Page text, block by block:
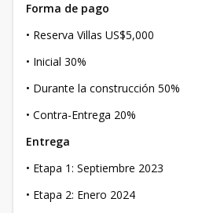
Forma de pago
• Reserva Villas US$5,000
• Inicial 30%
• Durante la construcción 50%
• Contra-Entrega 20%
Entrega
• Etapa 1: Septiembre 2023
• Etapa 2: Enero 2024